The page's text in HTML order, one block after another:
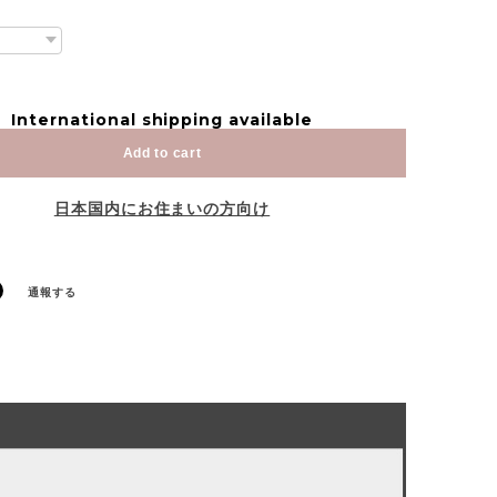
International shipping available
Add to cart
日本国内にお住まいの方向け
通報する